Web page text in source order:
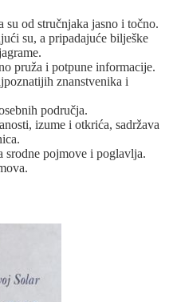
su od stručnjaka jasno i točno.
su, a pripadajuće bilješke
pruža i potpune informacije.
znanstvenika i
područja.
izume i otkrića, sadržava
srodne pojmove i poglavlja.